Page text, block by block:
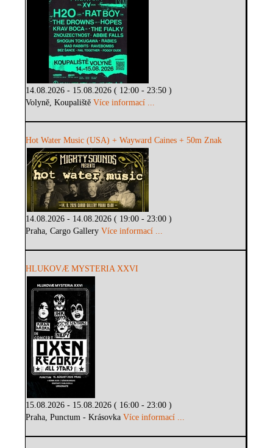
14.08.2026 - 15.08.2026 ( 12:00 - 23:50 )
Volyně, KoupalištěVíce informací ...
Hot Water Music (USA) + Wayward Caines + 50m Znak
14.08.2026 - 14.08.2026 ( 19:00 - 23:00 )
Praha, Cargo GalleryVíce informací ...
HLUKOVÆ MYSTERIA XXVI
15.08.2026 - 15.08.2026 ( 16:00 - 23:00 )
Praha, Punctum - KrásovkaVíce informací ...